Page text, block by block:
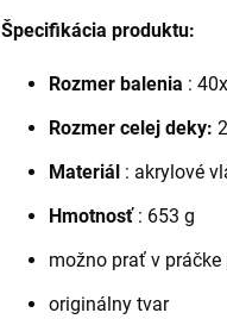
Špecifikácia produktu:
Rozmer balenia :
Rozmer celej deky:
Materiál : akrylové
Hmotnosť: 653 g
možno prať v
originálny tvar